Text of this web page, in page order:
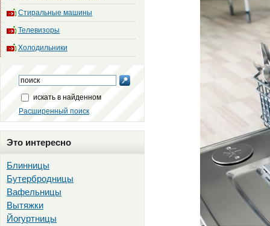
Стиральные машины
Телевизоры
Холодильники
искать в найденном
Расширенный поиск
Это интересно
Блинницы
Бутербродницы
Вафельницы
Вытяжки
Йогуртницы